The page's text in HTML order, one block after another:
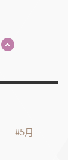
5月